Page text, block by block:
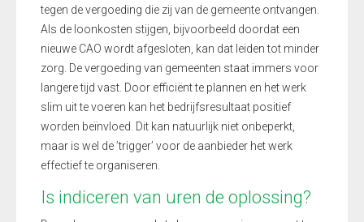
tegen de vergoeding die zij van de gemeente ontvangen.
Als de loonkosten stijgen, bijvoorbeeld doordat een
nieuwe CAO wordt afgesloten, kan dat leiden tot minder
zorg. De vergoeding van gemeenten staat immers voor
langere tijd vast. Door efficiënt te plannen en het werk
slim uit te voeren kan het bedrijfsresultaat positief
worden beïnvloed. Dit kan natuurlijk niet onbeperkt,
maar is wel de ’trigger’ voor de aanbieder het werk
effectief te organiseren.
Is indiceren van uren de oplossing?